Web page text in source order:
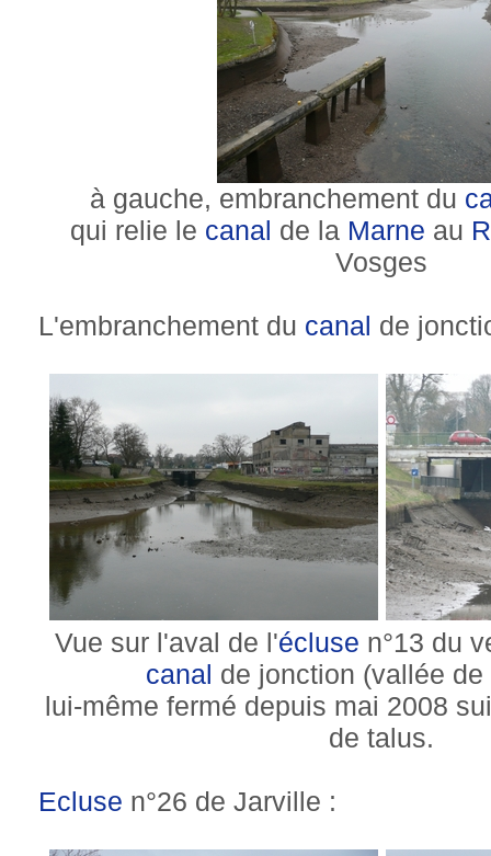
à gauche, embranchement du
qui relie le canal de la Marne au
Vosges
L'embranchement du canal de
Vue sur l'aval de l'écluse n°13 du
canal de jonction (vallée de
lui-même fermé depuis mai 2008
de talus.
Ecluse n°26 de Jarville :